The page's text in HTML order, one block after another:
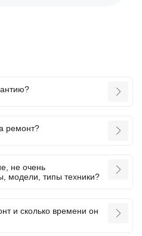
ремонт?
не очень
модели, типы техники?
и сколько времени он